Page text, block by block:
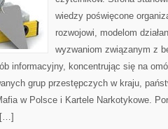
wiedzy poświęcone
rozwojowi, modelom
wyzwaniom związanym z
informacyjny, koncentrując się na
grup przestępczych w kraju,
w Polsce i Kartele Narkotykowe.
[…]